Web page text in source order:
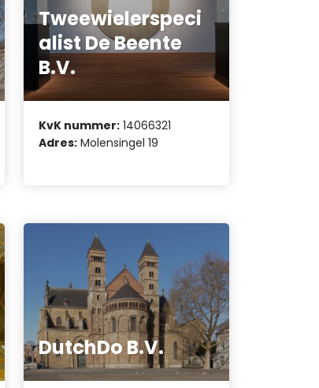
Tweewielerspeci
alist De Beente
B.V.
KvK nummer: 14066321
Adres: Molensingel 19
DutchDo B.V.